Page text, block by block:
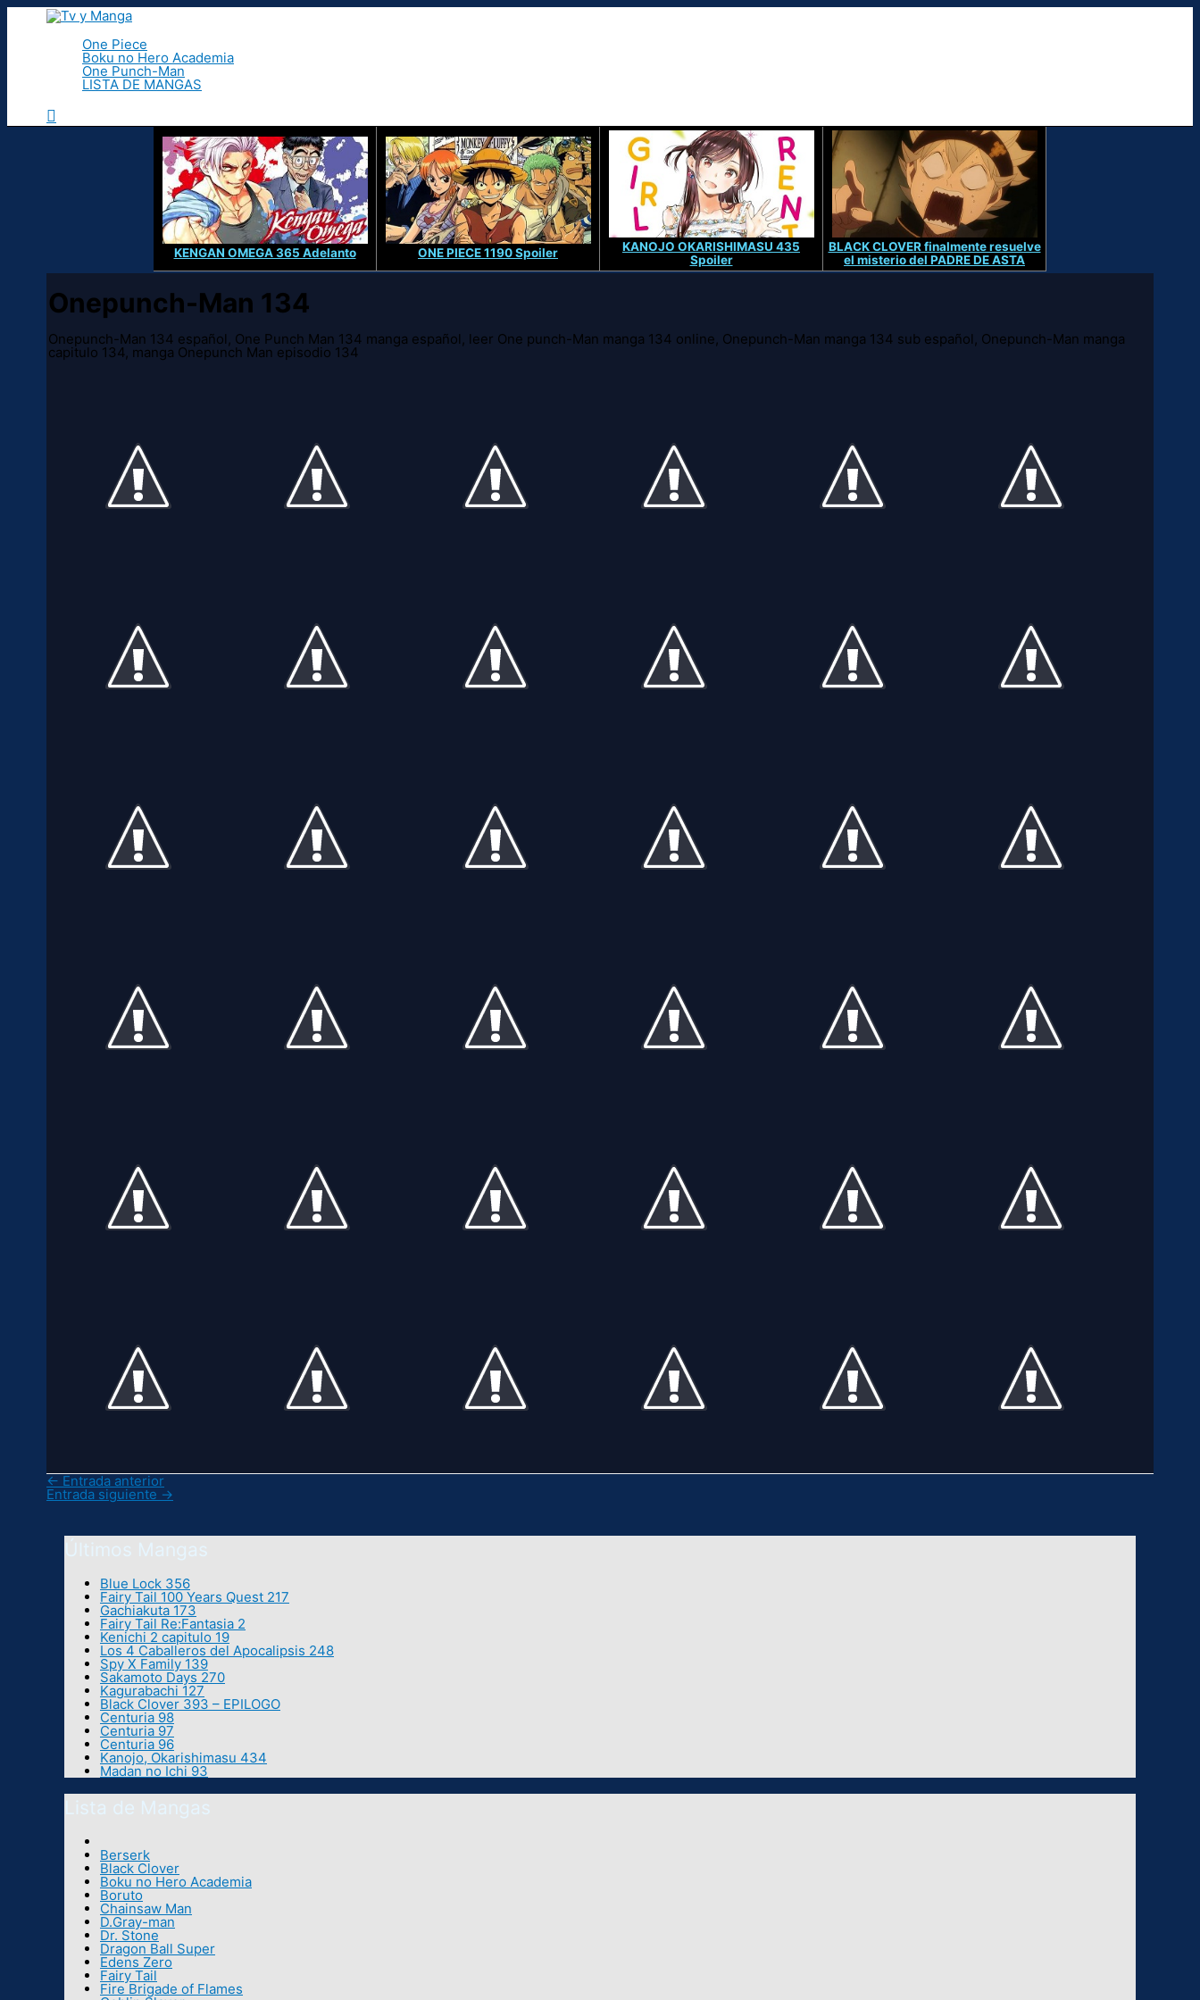
Ir
One Piece
Boku no Hero Academia
One Punch-Man
LISTA DE MANGAS
Buscar
KENGAN OMEGA 365 Adelanto ONE PIECE 1190 Spoiler
KANOJO OKARISHIMASU 435
Spoiler
BLACK CLOVER finalmente resuelve
el misterio del PADRE DE ASTA
Onepunch-Man 134
Onepunch-Man 134 español, One Punch Man 134 manga español, leer One punch-Man manga 134 online, Onepunch-Man manga 134 sub español, Onepunch-Man manga
capitulo 134, manga Onepunch Man episodio 134
← Entrada anterior
Entrada siguiente →
Últimos Mangas
Blue Lock 356
Fairy Tail 100 Years Quest 217
Gachiakuta 173
Fairy Tail Re:Fantasia 2
Kenichi 2 capitulo 19
Los 4 Caballeros del Apocalipsis 248
Spy X Family 139
Sakamoto Days 270
Kagurabachi 127
Black Clover 393 – EPILOGO
Centuria 98
Centuria 97
Centuria 96
Kanojo, Okarishimasu 434
Madan no Ichi 93
Lista de Mangas
Berserk
Black Clover
Boku no Hero Academia
Boruto
Chainsaw Man
D.Gray-man
Dr. Stone
Dragon Ball Super
Edens Zero
Fairy Tail
Fire Brigade of Flames